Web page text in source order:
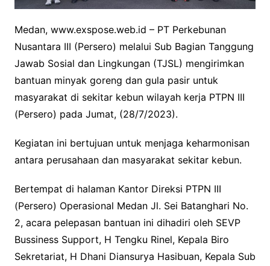
Medan, www.exspose.web.id – PT Perkebunan
Nusantara III (Persero) melalui Sub Bagian Tanggung
Jawab Sosial dan Lingkungan (TJSL) mengirimkan
bantuan minyak goreng dan gula pasir untuk
masyarakat di sekitar kebun wilayah kerja PTPN III
(Persero) pada Jumat, (28/7/2023).
Kegiatan ini bertujuan untuk menjaga keharmonisan
antara perusahaan dan masyarakat sekitar kebun.
Bertempat di halaman Kantor Direksi PTPN III
(Persero) Operasional Medan Jl. Sei Batanghari No.
2, acara pelepasan bantuan ini dihadiri oleh SEVP
Bussiness Support, H Tengku Rinel, Kepala Biro
Sekretariat, H Dhani Diansurya Hasibuan, Kepala Sub